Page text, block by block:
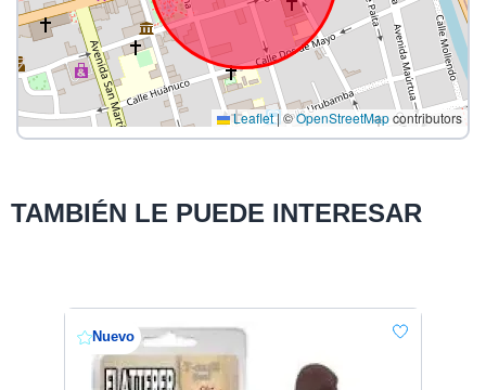
Leaflet| ©OpenStreetMapcontributors
TAMBIÉN LE PUEDE INTERESAR
Nuevo